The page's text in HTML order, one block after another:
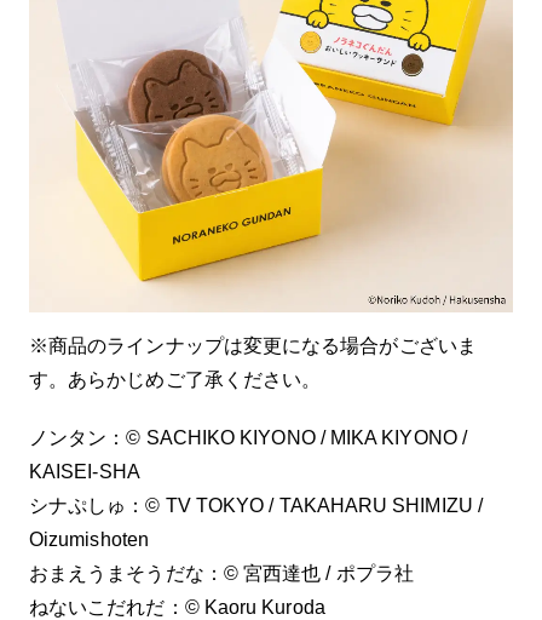
※商品のラインナップは変更になる場合がございま
す。あらかじめご了承ください。
ノンタン：© SACHIKO KIYONO / MIKA KIYONO /
KAISEI-SHA
シナぷしゅ：© TV TOKYO / TAKAHARU SHIMIZU /
Oizumishoten
おまえうまそうだな：© 宮西達也 / ポプラ社
ねないこだれだ：© Kaoru Kuroda